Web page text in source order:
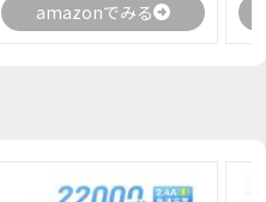
amazonでみる